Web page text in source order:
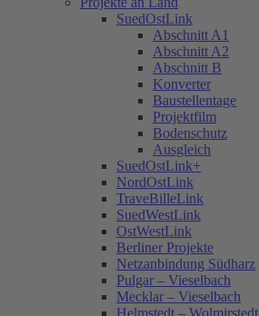
SuedOstLink
Abschnitt A1
Abschnitt A2
Abschnitt B
Konverter
Baustellentage
Projektfilm
Bodenschutz
Ausgleich
SuedOstLink+
NordOstLink
TraveBilleLink
SuedWestLink
OstWestLink
Berliner Projekte
Netzanbindung Südharz
Pulgar – Vieselbach
Mecklar – Vieselbach
Helmstedt – Wolmirstedt